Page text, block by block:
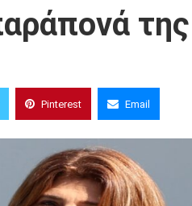
της
Pinterest Email